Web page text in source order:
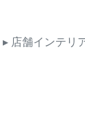
▸ 店舗インテリ